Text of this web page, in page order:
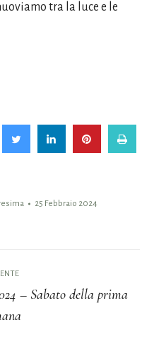
tra la luce e le
25 Febbraio 2024
– Sabato della prima